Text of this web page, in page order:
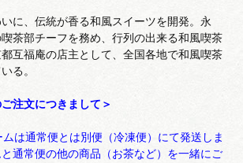
に、伝統が香る和風スイーツを開発。永
茶部チーフを務め、行列の出来る和風喫茶
互福庵の店主として、全国各地で和風喫茶
る。
注文につきまして＞
ムは通常便とは別便（冷凍便）にて発送しま
通常便の他の商品（お茶など）を一緒にご